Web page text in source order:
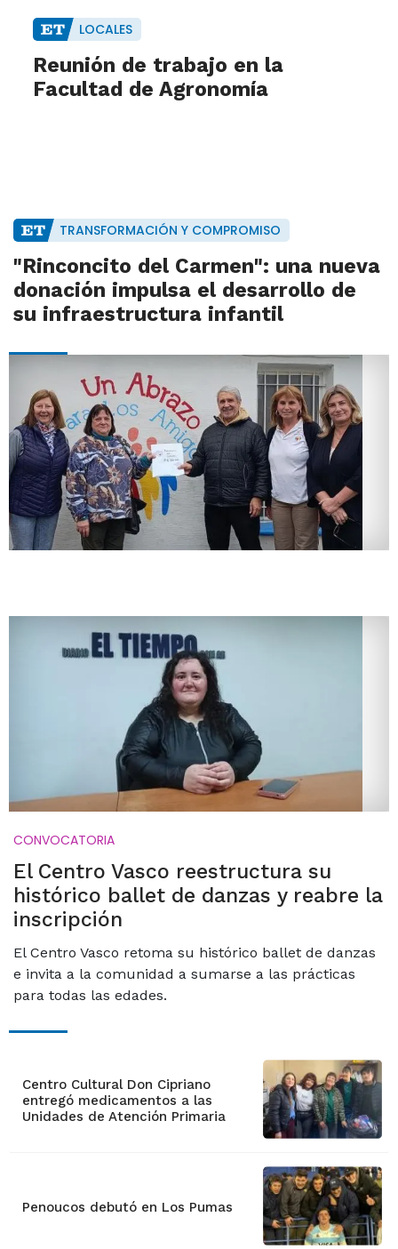
LOCALES
Reunión de trabajo en la
Facultad de Agronomía
TRANSFORMACIÓN Y COMPROMISO
"Rinconcito del Carmen": una nueva
donación impulsa el desarrollo de
su infraestructura infantil
CONVOCATORIA
El Centro Vasco reestructura su
histórico ballet de danzas y reabre la
inscripción
El Centro Vasco retoma su histórico ballet de danzas
e invita a la comunidad a sumarse a las prácticas
para todas las edades.
Centro Cultural Don Cipriano
entregó medicamentos a las
Unidades de Atención Primaria
Penoucos debutó en Los Pumas